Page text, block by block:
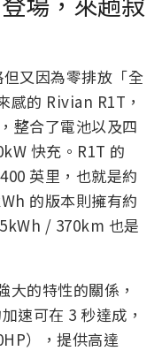
又因為零排放「全
感的 Rivian R1T，
整合了電池以及四
快充。R1T 的
英里，也就是約
的版本則擁有約
/ 370km 也是
大的特性的關係，
速可在 3 秒達成，
），提供高達